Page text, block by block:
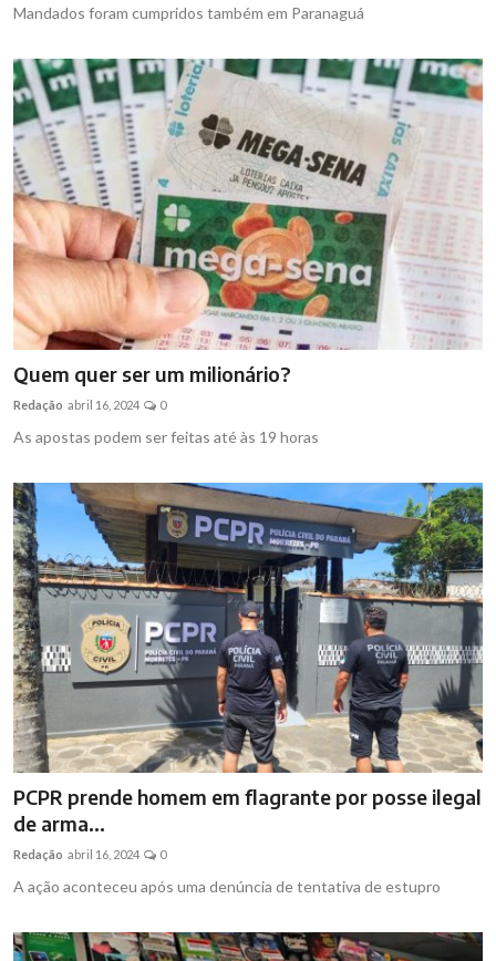
Mandados foram cumpridos também em Paranaguá
Quem quer ser um milionário?
Redação abril 16, 2024 0
As apostas podem ser feitas até às 19 horas
PCPR prende homem em flagrante por posse ilegal
de arma...
Redação abril 16, 2024 0
A ação aconteceu após uma denúncia de tentativa de estupro